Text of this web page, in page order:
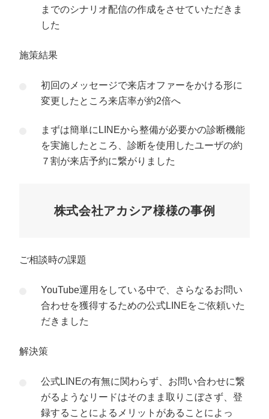
までのシナリオ配信の作成をさせていただきま
した
施策結果
初回のメッセージで来店オファーをかける形に
変更したところ来店率が約2倍へ
まずは簡単にLINEから整備が必要かの診断機能
を実施したところ、診断を使用したユーザの約
７割が来店予約に繋がりました
株式会社アカシア様様の事例
ご相談時の課題
YouTube運用をしている中で、さらなるお問い
合わせを獲得するための公式LINEをご依頼いた
だきました
解決策
公式LINEの有無に関わらず、お問い合わせに繋
がるようなリードはそのまま取りこぼさず、登
録することによるメリットがあることによっ